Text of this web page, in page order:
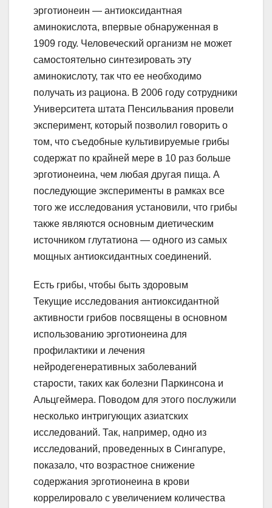
эрготионеин — антиоксидантная
аминокислота, впервые обнаруженная в
1909 году. Человеческий организм не может
самостоятельно синтезировать эту
аминокислоту, так что ее необходимо
получать из рациона. В 2006 году сотрудники
Университета штата Пенсильвания провели
эксперимент, который позволил говорить о
том, что съедобные культивируемые грибы
содержат по крайней мере в 10 раз больше
эрготионеина, чем любая другая пища. А
последующие эксперименты в рамках все
того же исследования установили, что грибы
также являются основным диетическим
источником глутатиона — одного из самых
мощных антиоксидантных соединений.
Есть грибы, чтобы быть здоровым
Текущие исследования антиоксидантной
активности грибов посвящены в основном
использованию эрготионеина для
профилактики и лечения
нейродегенеративных заболеваний
старости, таких как болезни Паркинсона и
Альцгеймера. Поводом для этого послужили
несколько интригующих азиатских
исследований. Так, например, одно из
исследований, проведенных в Сингапуре,
показало, что возрастное снижение
содержания эрготионеина в крови
коррелировало с увеличением количества